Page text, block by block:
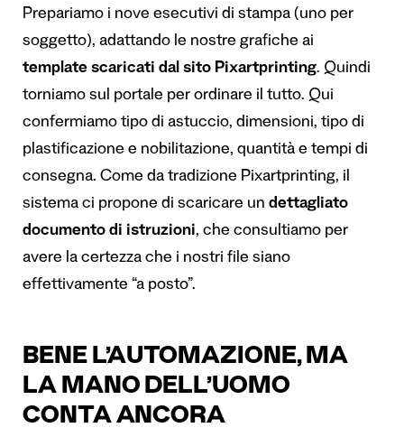
Prepariamo i nove esecutivi di stampa (uno per
soggetto), adattando le nostre grafiche ai
template scaricati dal sito Pixartprinting. Quindi
torniamo sul portale per ordinare il tutto. Qui
confermiamo tipo di astuccio, dimensioni, tipo di
plastificazione e nobilitazione, quantità e tempi di
consegna. Come da tradizione Pixartprinting, il
sistema ci propone di scaricare un dettagliato
documento di istruzioni, che consultiamo per
avere la certezza che i nostri file siano
effettivamente “a posto”.
BENE L’AUTOMAZIONE, MA
LA MANO DELL’UOMO
CONTA ANCORA